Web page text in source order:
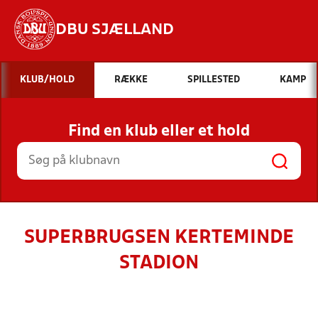
DBU SJÆLLAND
Hvad vil du søge efter?
INDHOLD OG NYHEDER
STILLINGER, RESULTATER, KLUBBER OG
HOLD
KLUB/HOLD RÆKKE SPILLESTED KAMP
Find en klub eller et hold
SUPERBRUGSEN KERTEMINDE
STADION